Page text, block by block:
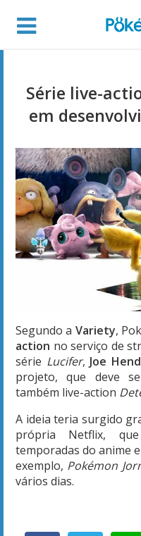
Série live-
em
Segundo a Variety,
action no serviço de
série Lucifer, Joe
projeto, que deve
também live-action
A ideia teria surgido
própria Netflix,
temporadas do anime
exemplo, Pokémon
vários dias.